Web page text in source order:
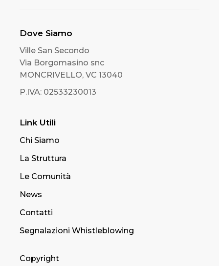
Dove Siamo
Ville San Secondo
Via Borgomasino snc
MONCRIVELLO, VC 13040
P.IVA: 02533230013
Link Utili
Chi Siamo
La Struttura
Le Comunità
News
Contatti
Segnalazioni Whistleblowing
Copyright